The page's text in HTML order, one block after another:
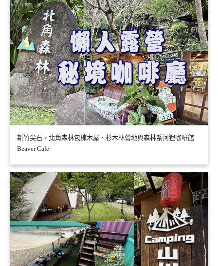
新竹尖石。北角森林包棟木屋、杉木林營地與森林系河狸咖啡館
Beaver Cafe